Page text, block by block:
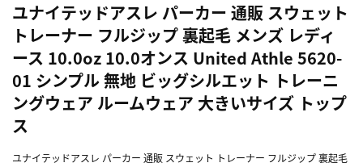
ユナイテッドアスレ パーカー 通販 スウェット
トレーナー フルジップ 裏起毛 メンズ レディ
ース 10.0oz 10.0オンス United Athle 5620-
01 シンプル 無地 ビッグシルエット トレーニ
ングウェア ルームウェア 大きいサイズ トップ
ス
ユナイテッドアスレ パーカー 通販 スウェット トレーナー フルジップ 裏起毛